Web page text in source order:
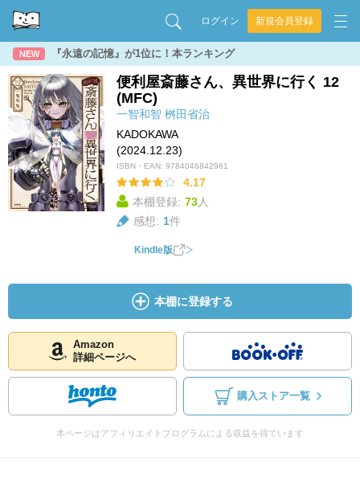
ログイン 新規会員登録
NEW 『永遠の記憶』が1位に！本ランキング
便利屋斎藤さん、異世界に行く 12
(MFC)
一智和智 桝田省治
KADOKAWA
(2024.12.23)
ISBN・EAN: 9784046842961
4.17
本棚登録: 73人
感想: 1件
Kindle版
本棚に登録する
Amazon
詳細ページへ
購入ストア一覧
本ページはアフィリエイトプログラムによる収益を得ています